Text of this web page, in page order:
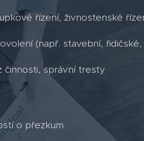
řízení, živnostenské
(např. stavební, řidičské,
činnosti, správní tresty
o přezkum